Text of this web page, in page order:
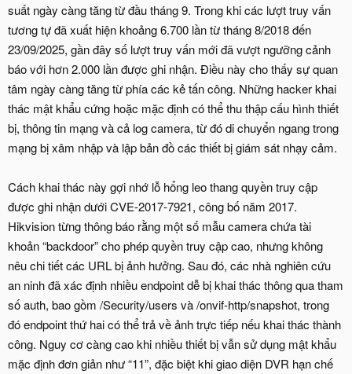
suất ngày càng tăng từ đầu tháng 9. Trong khi các lượt truy vấn
tương tự đã xuất hiện khoảng 6.700 lần từ tháng 8/2018 đến
23/09/2025, gần đây số lượt truy vấn mới đã vượt ngưỡng cảnh
báo với hơn 2.000 lần được ghi nhận. Điều này cho thấy sự quan
tâm ngày càng tăng từ phía các kẻ tấn công. Những hacker khai
thác mật khẩu cứng hoặc mặc định có thể thu thập cấu hình thiết
bị, thông tin mạng và cả log camera, từ đó di chuyển ngang trong
mạng bị xâm nhập và lập bản đồ các thiết bị giám sát nhạy cảm.
Cách khai thác này gợi nhớ lỗ hổng leo thang quyền truy cập
được ghi nhận dưới CVE-2017-7921, công bố năm 2017.
Hikvision từng thông báo rằng một số mẫu camera chứa tài
khoản “backdoor” cho phép quyền truy cập cao, nhưng không
nêu chi tiết các URL bị ảnh hưởng. Sau đó, các nhà nghiên cứu
an ninh đã xác định nhiều endpoint dễ bị khai thác thông qua tham
số auth, bao gồm /Security/users và /onvif-http/snapshot, trong
đó endpoint thứ hai có thể trả về ảnh trực tiếp nếu khai thác thành
công. Nguy cơ càng cao khi nhiều thiết bị vẫn sử dụng mật khẩu
mặc định đơn giản như “11”, đặc biệt khi giao diện DVR hạn chế